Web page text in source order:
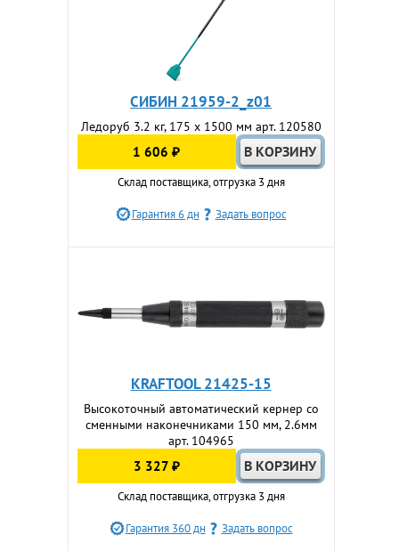
СИБИН 21959-2_z01
Ледоруб 3.2 кг, 175 х 1500 мм арт. 120580
1 606 ₽
Склад поставщика, отгрузка 3 дня
Гарантия 6 дн Задать вопрос
KRAFTOOL 21425-15
Высокоточный автоматический кернер со
сменными наконечниками 150 мм, 2.6мм
арт. 104965
3 327 ₽
Склад поставщика, отгрузка 3 дня
Гарантия 360 дн Задать вопрос